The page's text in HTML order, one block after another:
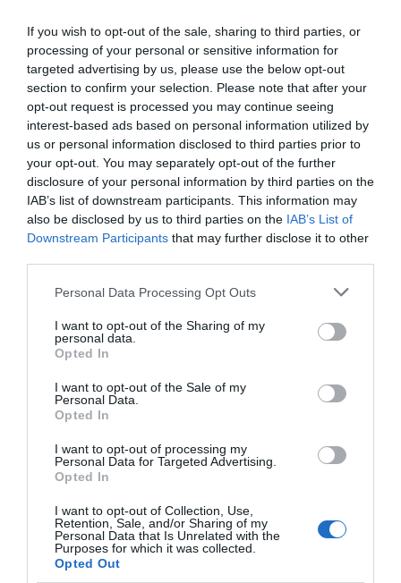
If you wish to opt-out of the sale, sharing to third parties, or
processing of your personal or sensitive information for
targeted advertising by us, please use the below opt-out
section to confirm your selection. Please note that after your
opt-out request is processed you may continue seeing
interest-based ads based on personal information utilized by
us or personal information disclosed to third parties prior to
your opt-out. You may separately opt-out of the further
disclosure of your personal information by third parties on the
IAB’s list of downstream participants. This information may
also be disclosed by us to third parties on the IAB’s List of
Downstream Participants that may further disclose it to other
Please note that this website/app uses one or more Google
not limited to your visit or usage behaviour. You may click to
grant or deny consent to Google and its third-party tags to
use your data for below specified purposes in below Google
consent section.
Personal Data Processing Opt Outs
I want to opt-out of the Sharing of my
personal data.
Opted In
I want to opt-out of the Sale of my
Personal Data.
Opted In
I want to opt-out of processing my
Personal Data for Targeted Advertising.
Opted In
I want to opt-out of Collection, Use,
Retention, Sale, and/or Sharing of my
Personal Data that Is Unrelated with the
Purposes for which it was collected.
Opted Out